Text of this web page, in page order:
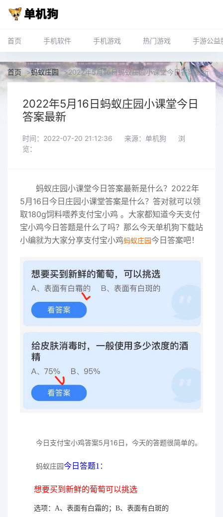
首页 手机软件 手机游戏 热门游戏 手游公益
首页 >蚂蚁庄园 >2022年5月16日蚂蚁庄园小课堂今日答案最新
2022年5月16日蚂蚁庄园小课堂今日
答案最新
时间：2022-07-20 21:12:36 来源：单机狗
浏
览：
蚂蚁庄园小课堂今日答案最新是什么？2022年
5月16日今日庄园小课堂答案是什么？答对就可以领
取180g饲料喂养支付宝小鸡 。大家都知道今天支付
宝小鸡今日答题是什么了吗？那么今天单机狗下载站
小编就为大家分享支付宝小鸡蚂蚁庄园今日答案吧！
今日支付宝小鸡答案5月16日，今天的答题很简单的。
蚂蚁庄园今日答题1 ：
想要买到新鲜的葡萄可以挑选
选项：A、表面有白霜的；B、表面有白斑的